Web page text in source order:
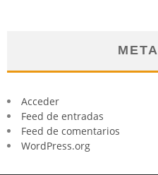
META
Acceder
Feed de entradas
Feed de comentarios
WordPress.org